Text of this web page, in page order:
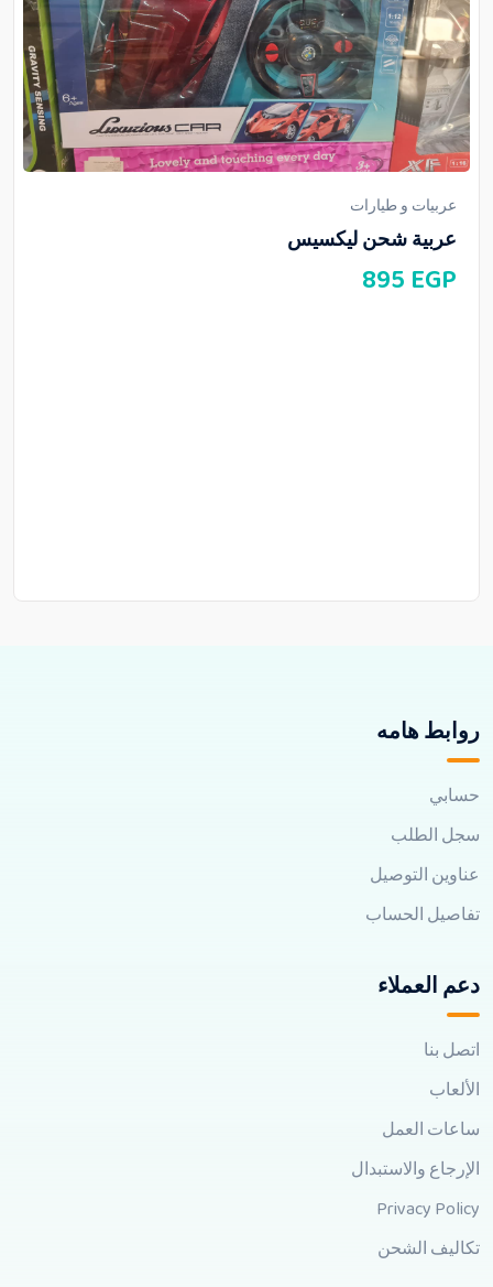
عربيات و طيارات
عربية شحن ليكسيس
895 EGP
روابط هامه
حسابي
سجل الطلب
عناوين التوصيل
تفاصيل الحساب
دعم العملاء
اتصل بنا
الألعاب
ساعات العمل
الإرجاع والاستبدال
Privacy Policy
تكاليف الشحن